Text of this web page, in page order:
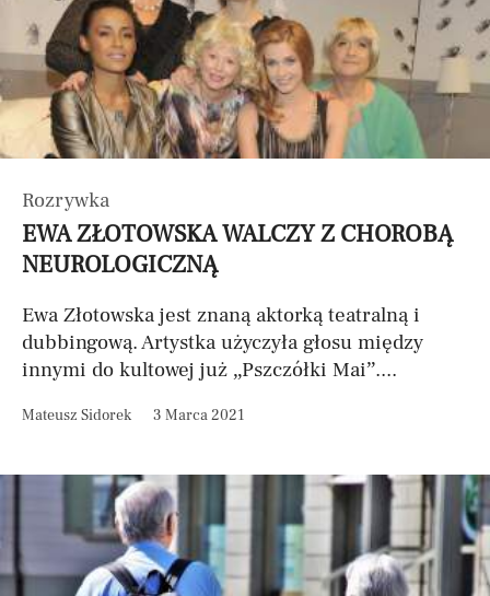
Rozrywka
EWA ZŁOTOWSKA WALCZY Z CHOROBĄ
NEUROLOGICZNĄ
Ewa Złotowska jest znaną aktorką teatralną i
dubbingową. Artystka użyczyła głosu między
innymi do kultowej już „Pszczółki Mai”....
Mateusz Sidorek 3 Marca 2021